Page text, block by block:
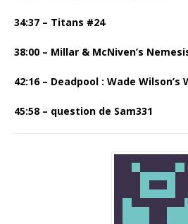
34:37 – Titans #24
38:00 – Millar & McNiven’s
42:16 – Deadpool : Wade Wilson’s
45:58 – question de Sam331